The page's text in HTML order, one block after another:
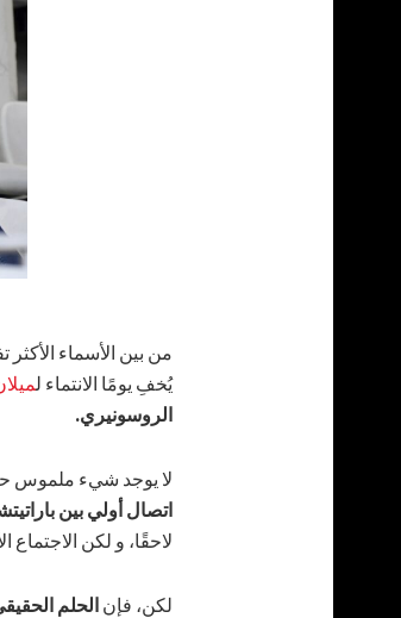
من بين الأسماء الأكثر
يُخفِ يومًا الانتماء ل
الروسونيري.
لا يوجد شيء ملموس
اتصال أولي بين
لاحقًا، و لكن
لكن، فإنالحلم